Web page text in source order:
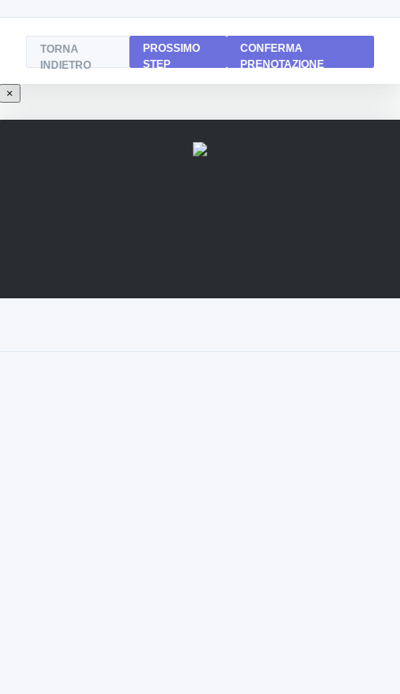
TORNA
INDIETRO
PROSSIMO
STEP
CONFERMA
PRENOTAZIONE
×